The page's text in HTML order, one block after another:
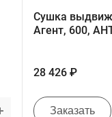
Сушка
Агент, 600,
28 426 ₽
Заказать